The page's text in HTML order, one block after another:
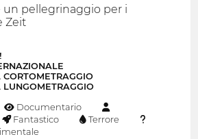
un pellegrinaggio per i
Zeit
LUNGOMETRAGGIO
Documentario
Fantastico
Terrore